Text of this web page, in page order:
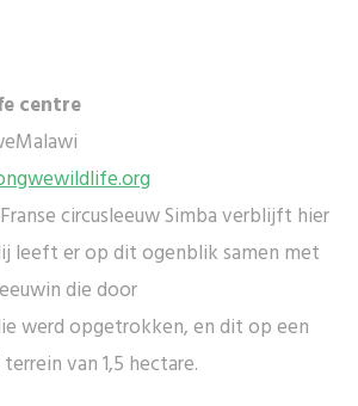
centre
circusleeuw Simba verblijft hier
leeft er op dit ogenblik samen met
die door
werd opgetrokken, en dit op een
van 1,5 hectare.